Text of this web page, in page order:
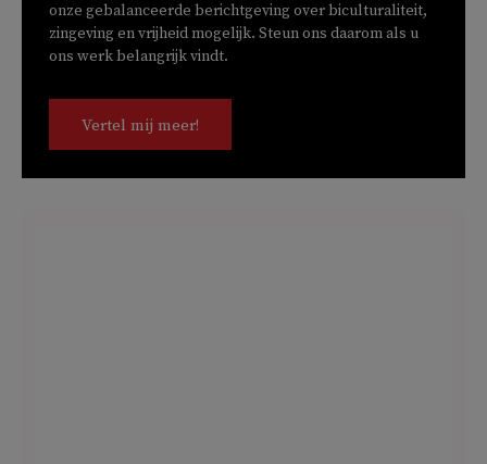
onze gebalanceerde berichtgeving over biculturaliteit,
zingeving en vrijheid mogelijk. Steun ons daarom als u
ons werk belangrijk vindt.
Vertel mij meer!